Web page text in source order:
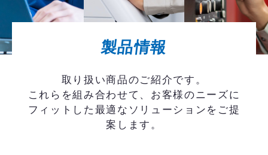
製品情報
取り扱い商品のご紹介です。
これらを組み合わせて、お客様のニーズに
フィットした最適なソリューションをご提
案します。